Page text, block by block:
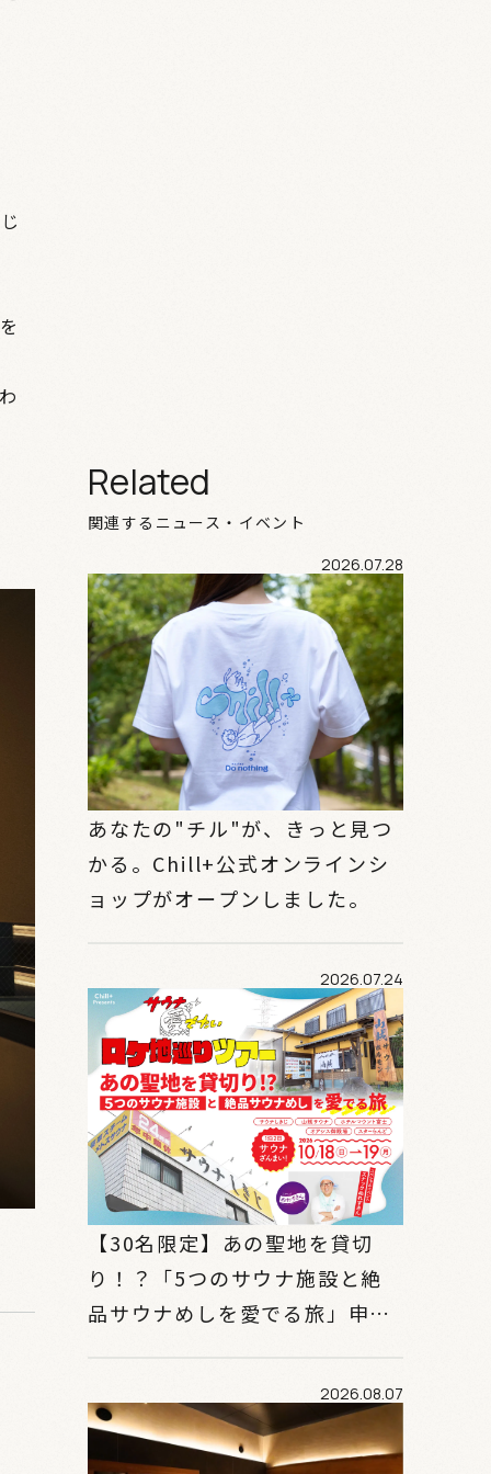
Related
関連するニュース・イベント
2026.07.28
あなたの"チル"が、きっと見つ
かる。Chill+公式オンラインシ
ョップがオープンしました。
2026.07.24
【30名限定】あの聖地を貸切
り！？「5つのサウナ施設と絶
品サウナめしを愛でる旅」申込
2026.08.07